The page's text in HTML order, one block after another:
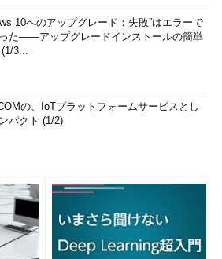
10へのアップグレード：失敗”はエラーで
た――アップグレードインストールの簡単
3...
の、IoTプラットフォームサービスとし
パクト (1/2)